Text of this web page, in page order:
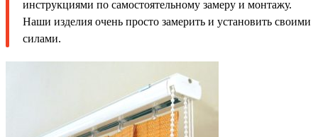
инструкциями по самостоятельному замеру и монтажу.
Наши изделия очень просто замерить и установить своими
силами.